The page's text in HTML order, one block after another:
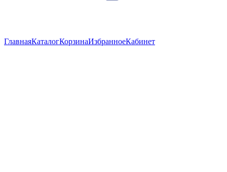
ГлавнаяКаталогКорзинаИзбранноеКабинет